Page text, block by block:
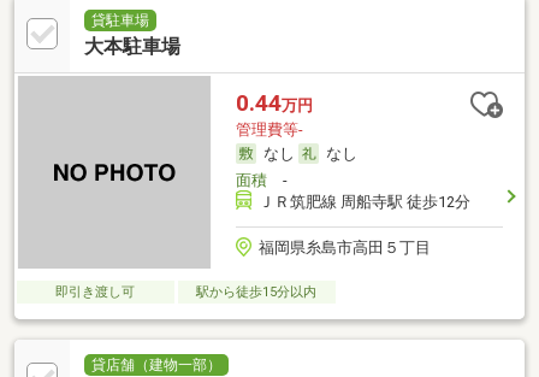
貸駐車場
大本駐車場
0.44万円
管理費等-
なし
なし
面積-
ＪＲ筑肥線 周船寺駅 徒歩12分
福岡県糸島市高田５丁目
即引き渡し可 駅から徒歩15分以内
貸店舗（建物一部）